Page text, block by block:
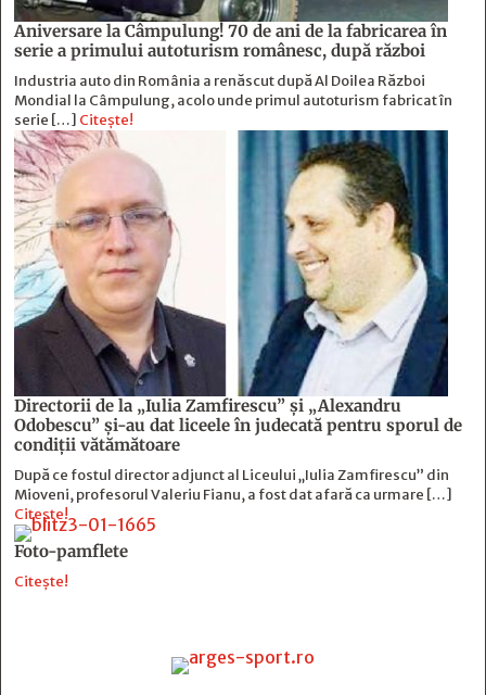
Aniversare la Câmpulung! 70 de ani de la fabricarea în
serie a primului autoturism românesc, după război
Industria auto din România a renăscut după Al Doilea Război
Mondial la Câmpulung, acolo unde primul autoturism fabricat în
serie […] Citește!
Directorii de la „Iulia Zamfirescu” și „Alexandru
Odobescu” și-au dat liceele în judecată pentru sporul de
condiții vătămătoare
După ce fostul director adjunct al Liceului „Iulia Zamfirescu” din
Mioveni, profesorul Valeriu Fianu, a fost dat afară ca urmare […]
Citește!
Foto-pamflete
Citește!